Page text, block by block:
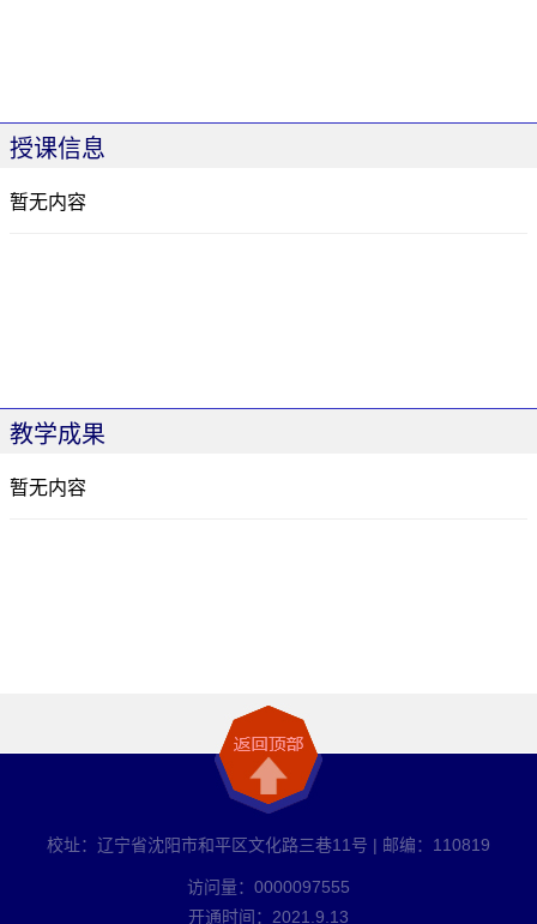
授课信息
暂无内容
教学成果
暂无内容
校址：辽宁省沈阳市和平区文化路三巷11号 | 邮编：110819
访问量： 0000097555
开通时间： 2021 9 13